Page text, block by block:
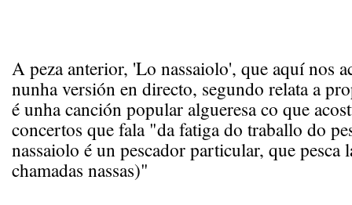
A peza anterior, 'Lo nassaiolo', que aquí nos
nunha versión en directo, segundo relata a
é unha canción popular algueresa co que
concertos que fala "da fatiga do traballo do
nassaiolo é un pescador particular, que pesca
chamadas nassas)"